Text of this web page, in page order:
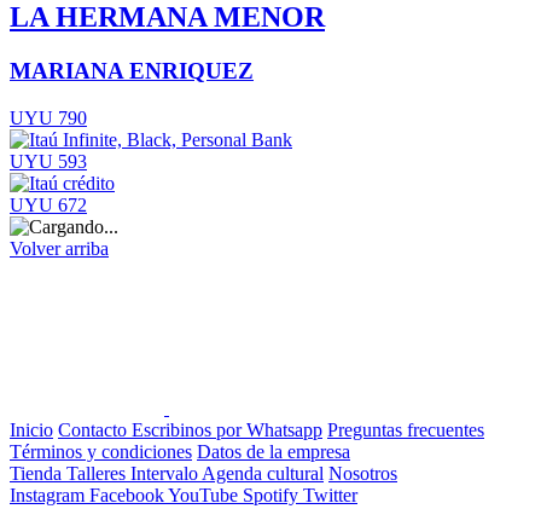
LA HERMANA MENOR
MARIANA ENRIQUEZ
UYU 790
UYU 593
UYU 672
Volver arriba
Inicio Contacto Escribinos por Whatsapp Preguntas frecuentes
Términos y condiciones Datos de la empresa
Tienda Talleres Intervalo Agenda cultural Nosotros
Instagram FacebookYouTube Spotify Twitter